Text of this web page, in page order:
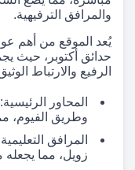
والمرافق الترفيهية.
يُعد الموقع من أهم
حدائق أكتوبر، حيث
الرفيع والارتباط
المحاور
وطريق الفيوم،
زويل، مما يجعله